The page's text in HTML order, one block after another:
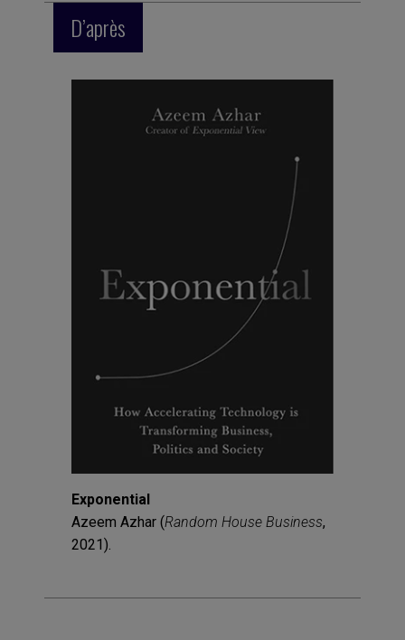
D’après
Exponential
Azeem Azhar (Random House Business,
2021).